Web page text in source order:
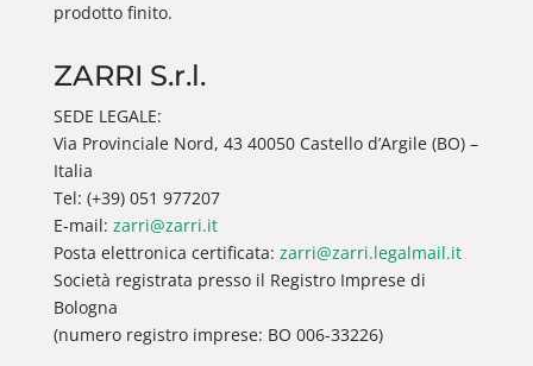
prodotto finito.
ZARRI S.r.l.
SEDE LEGALE:
Via Provinciale Nord, 43 40050 Castello d’Argile (BO) –
Italia
Tel: (+39) 051 977207
E-mail: zarri@zarri.it
Posta elettronica certificata: zarri@zarri.legalmail.it
Società registrata presso il Registro Imprese di
Bologna
(numero registro imprese: BO 006-33226)